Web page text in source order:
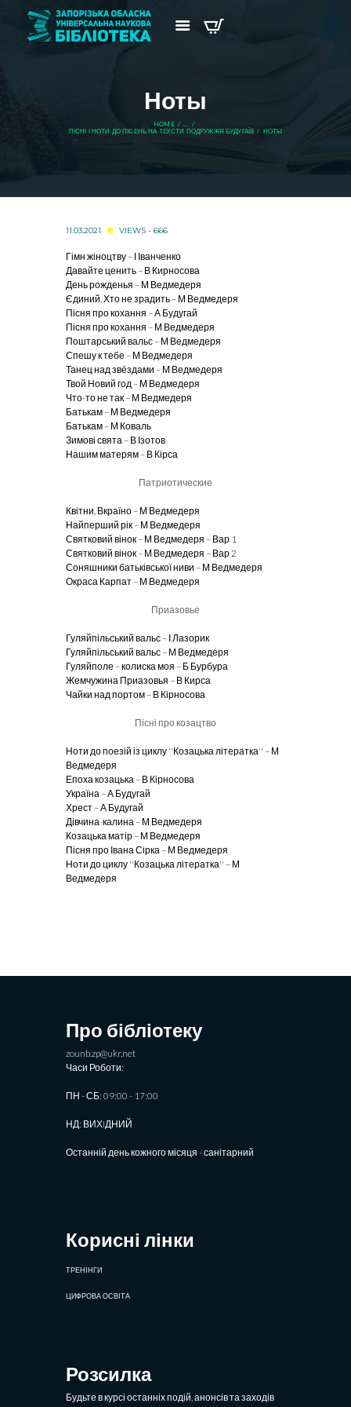
Ноты
HOME
...
ПІСНІ І НОТИ ДО ПІСЕНЬ НА ТЕКСТИ ПОДРУЖЖЯ БУДУГАЇВ
НОТЫ
11.03.2021 VIEWS - 666
Гімн жіноцтву – І Іванченко
Давайте ценить – В Кирносова
День рожденья – М Ведмедеря
Єдиний, Хто не зрадить – М Ведмедеря
Пісня про кохання – А Будугай
Пісня про кохання – М Ведмедеря
Поштарський вальс – М Ведмедеря
Спешу к тебе – М Ведмедеря
Танец над звёздами – М Ведмедеря
Твой Новий год – М Ведмедеря
Что-то не так – М Ведмедеря
Батькам – М Ведмедеря
Батькам – М Коваль
Зимові свята – В Ізотов
Нашим матерям – В Кірса
Патриотические
Квітни, Вкраїно – М Ведмедеря
Найперший рік – М Ведмедеря
Святковий вінок – М Ведмедеря – Вар 1
Святковий вінок – М Ведмедеря – Вар 2
Соняшники батьківської ниви – М Ведмедеря
Окраса Карпат – М Ведмедеря
Приазовье
Гуляйпільський вальс – І Лазорик
Гуляйпільський вальс – М Ведмедеря
Гуляйполе – колиска моя – Б Бурбура
Жемчужина Приазовья – В Кирса
Чайки над портом – В Кірносова
Пісні про козацтво
Ноти до поезій із циклу ''Козацька літератка'' – М
Ведмедеря
Епоха козацька – В Кірносова
Україна – А Будугай
Хрест – А Будугай
Дівчина-калина – М Ведмедеря
Козацька матір – М Ведмедеря
Пісня про Івана Сірка – М Ведмедеря
Ноти до циклу ''Козацька літератка'' – М
Ведмедеря
Про бібліотеку
zounb.zp@ukr.net
Часи Роботи:
ПН - СБ: 09:00 - 17:00
НД: ВИХIДНИЙ
Останній день кожного місяця - санітарний
Корисні лінки
ТРЕНІНГИ
ЦИФРОВА ОСВІТА
Розсилка
Будьте в курсі останніх подій, анонсів та заходів